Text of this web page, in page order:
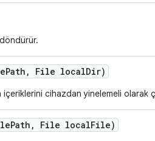
Path , File localDir)
içeriklerini cihazdan yinelemeli olarak
Path , File localFile)